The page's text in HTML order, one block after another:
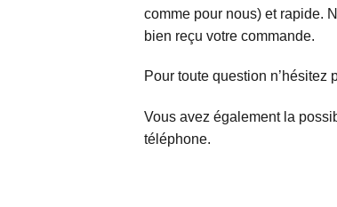
comme pour nous) et rapide.
bien reçu votre commande.
Pour toute question n’hésitez
Vous avez également la
téléphone.